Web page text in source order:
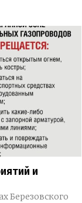
и
Березовского